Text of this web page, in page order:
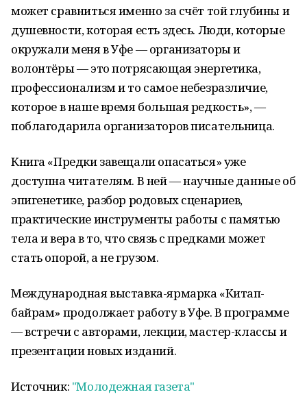
может сравниться именно за счёт той глубины и
душевности, которая есть здесь. Люди, которые
окружали меня в Уфе — организаторы и
волонтёры — это потрясающая энергетика,
профессионализм и то самое небезразличие,
которое в наше время большая редкость», —
поблагодарила организаторов писательница.
Книга «Предки завещали опасаться» уже
доступна читателям. В ней — научные данные об
эпигенетике, разбор родовых сценариев,
практические инструменты работы с памятью
тела и вера в то, что связь с предками может
стать опорой, а не грузом.
Международная выставка-ярмарка «Китап-
байрам» продолжает работу в Уфе. В программе
— встречи с авторами, лекции, мастер-классы и
презентации новых изданий.
Источник: "Молодежная газета"